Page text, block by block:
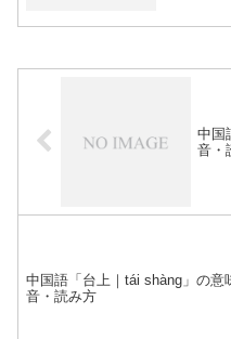
中国
音・
中国語「台上｜tái shàng」の意
音・読み方